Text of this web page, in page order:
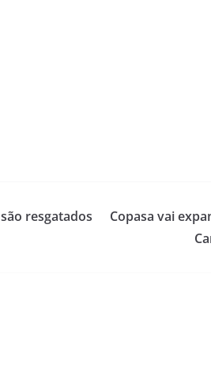
resgatados
Copasa vai